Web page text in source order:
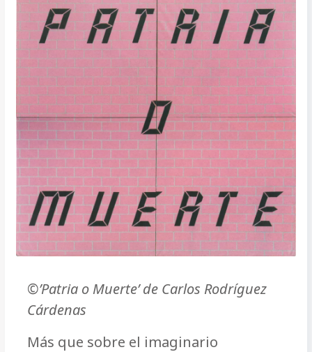
©’Patria o Muerte’ de Carlos Rodríguez
Cárdenas
Más que sobre el imaginario